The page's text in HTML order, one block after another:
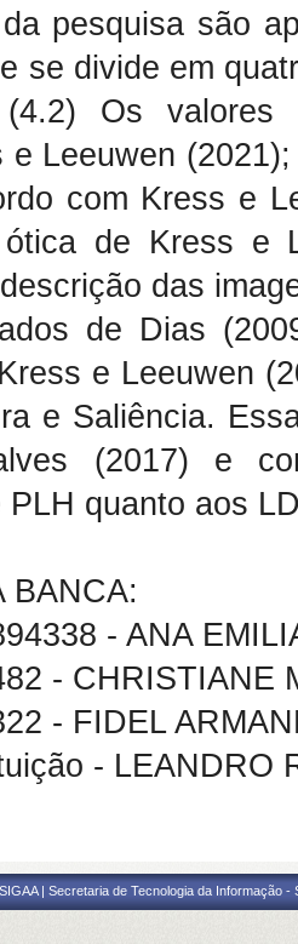
pesquisa são
se divide em
Os valores
e Leeuwen
com Kress e
de Kress e
das
de Dias
e Leeuwen
e Saliência.
(2017) e
quanto aos
BANCA:
- ANA
- CHRISTIANE
- FIDEL
- LEANDRO
SIGAA | Secretaria de Tecnologia da Informação